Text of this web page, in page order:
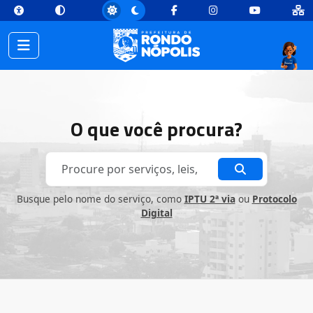
topConteúdo [1] Menu Principal [2] Busca [3] Rodapé [4]
FacebookInstagramYoutube
O que você procura?
Busque pelo nome do serviço, como IPTU 2ª viaouProtocolo
Digital